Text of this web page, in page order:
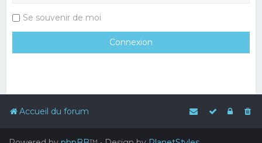
Se souvenir de moi
Accueil du forum